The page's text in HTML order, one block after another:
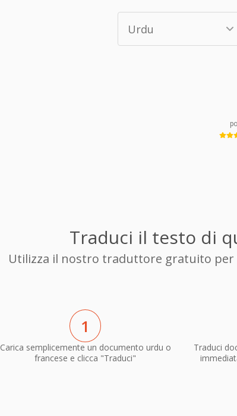
Traduci il testo di
Utilizza il nostro traduttore gratuito
1
Carica semplicemente un documento urdu o
francese e clicca "Traduci"
Traduci